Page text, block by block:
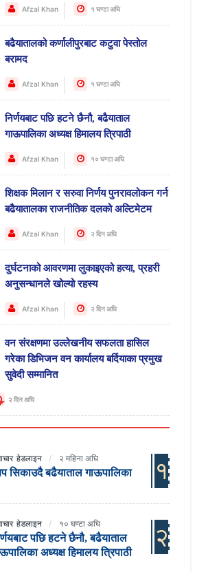
Afzal Khan १ घण्टा अघि
बढैयातालको कर्णालीपुरबाट कटुवा पेस्तोल
बरामद
Afzal Khan १ घण्टा अघि
निर्णयबाट पछि हटने छैनौ, बढैयाताल
गाऊपालिका अध्यक्ष हिमालय त्रिपाठी
Afzal Khan १० घण्टा अघि
शिक्षक मिलान र सरुवा निर्णय पुनरावलोकन गर्न
बढैयातालका राजनीतिक दलको अल्टिमेटम
Afzal Khan २ दिन अघि
दुर्घटनाको आवरणमा लुकाइएको हत्या, प्रहरी
अनुसन्धानले खोल्यो रहस्य
Afzal Khan २ दिन अघि
वन संरक्षणमा उल्लेखनीय सफलता हासिल
गरेका डिभिजन वन कार्यालय बर्दियाका प्रमुख
सुवेदी सम्मानित
२ दिन अघि
हेडलाइन २ महिना अघि
सिकाउदै बढैयाताल गाऊपालिका १
हेडलाइन १० घण्टा अघि
पछि हटने छैनौ, बढैयाताल
अध्यक्ष हिमालय त्रिपाठी
२